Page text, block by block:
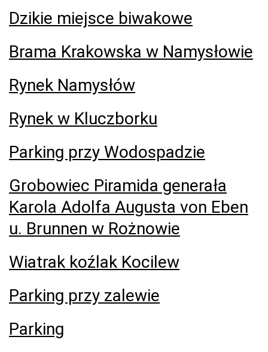
Dzikie miejsce biwakowe
Brama Krakowska w Namysłowie
Rynek Namysłów
Rynek w Kluczborku
Parking przy Wodospadzie
Grobowiec Piramida generała
Karola Adolfa Augusta von Eben
u. Brunnen w Rożnowie
Wiatrak koźlak Kocilew
Parking przy zalewie
Parking